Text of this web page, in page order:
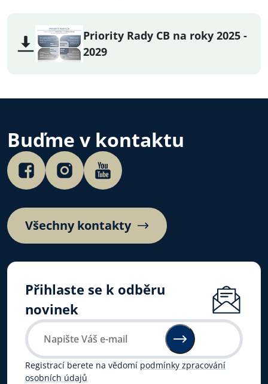
Priority Rady CB na roky 2025 -
2029
Buďme v kontaktu
Všechny kontakty
Přihlaste se k odběru
novinek
Registrací berete na vědomí podmínky zpracování
osobních údajů